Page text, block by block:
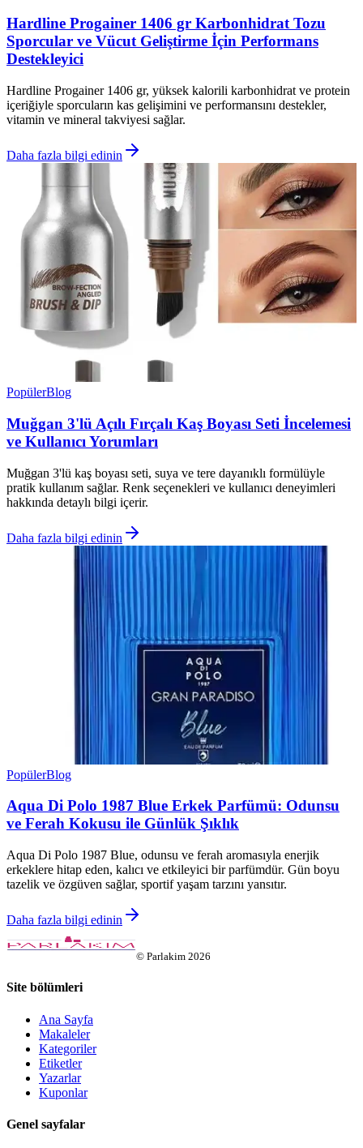
Hardline Progainer 1406 gr Karbonhidrat Tozu
Sporcular ve Vücut Geliştirme İçin Performans
Destekleyici
Hardline Progainer 1406 gr, yüksek kalorili karbonhidrat ve protein
içeriğiyle sporcuların kas gelişimini ve performansını destekler,
vitamin ve mineral takviyesi sağlar.
Daha fazla bilgi edinin
PopülerBlog
Muğgan 3'lü Açılı Fırçalı Kaş Boyası Seti İncelemesi
ve Kullanıcı Yorumları
Muğgan 3'lü kaş boyası seti, suya ve tere dayanıklı formülüyle
pratik kullanım sağlar. Renk seçenekleri ve kullanıcı deneyimleri
hakkında detaylı bilgi içerir.
Daha fazla bilgi edinin
PopülerBlog
Aqua Di Polo 1987 Blue Erkek Parfümü: Odunsu
ve Ferah Kokusu ile Günlük Şıklık
Aqua Di Polo 1987 Blue, odunsu ve ferah aromasıyla enerjik
erkeklere hitap eden, kalıcı ve etkileyici bir parfümdür. Gün boyu
tazelik ve özgüven sağlar, sportif yaşam tarzını yansıtır.
Daha fazla bilgi edinin
© Parlakim 2026
Site bölümleri
Ana Sayfa
Makaleler
Kategoriler
Etiketler
Yazarlar
Kuponlar
Genel sayfalar